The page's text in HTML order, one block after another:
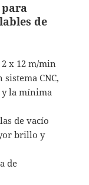
para
de
x 12 m/min
CNC,
la mínima
de vacío
brillo y
de